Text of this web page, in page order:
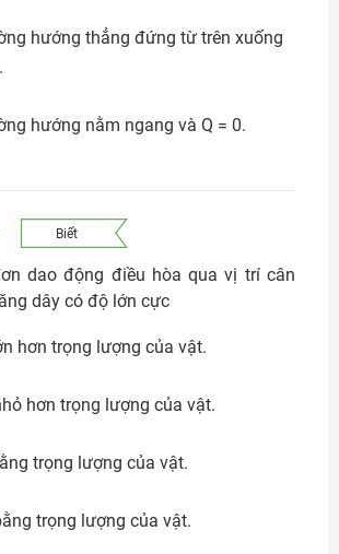
hướng thẳng đứng từ trên xuống
hướng nằm ngang và Q = 0.
Biết
dao động điều hòa qua vị trí cân
dây có độ lớn cực
hơn trọng lượng của vật.
hơn trọng lượng của vật.
trọng lượng của vật.
trọng lượng của vật.